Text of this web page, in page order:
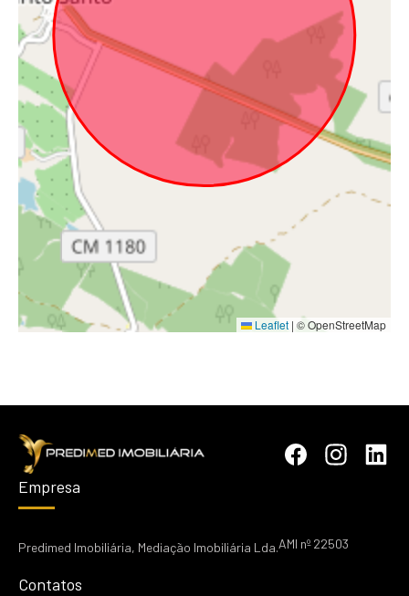
Leaflet | © OpenStreetMap
Empresa
Predimed Imobiliária, Mediação Imobiliária Lda.AMI nº 22503
Contatos